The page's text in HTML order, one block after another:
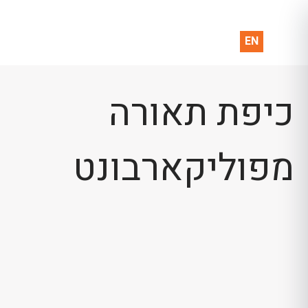
EN
כיפת תאורה
מפוליקארבונט